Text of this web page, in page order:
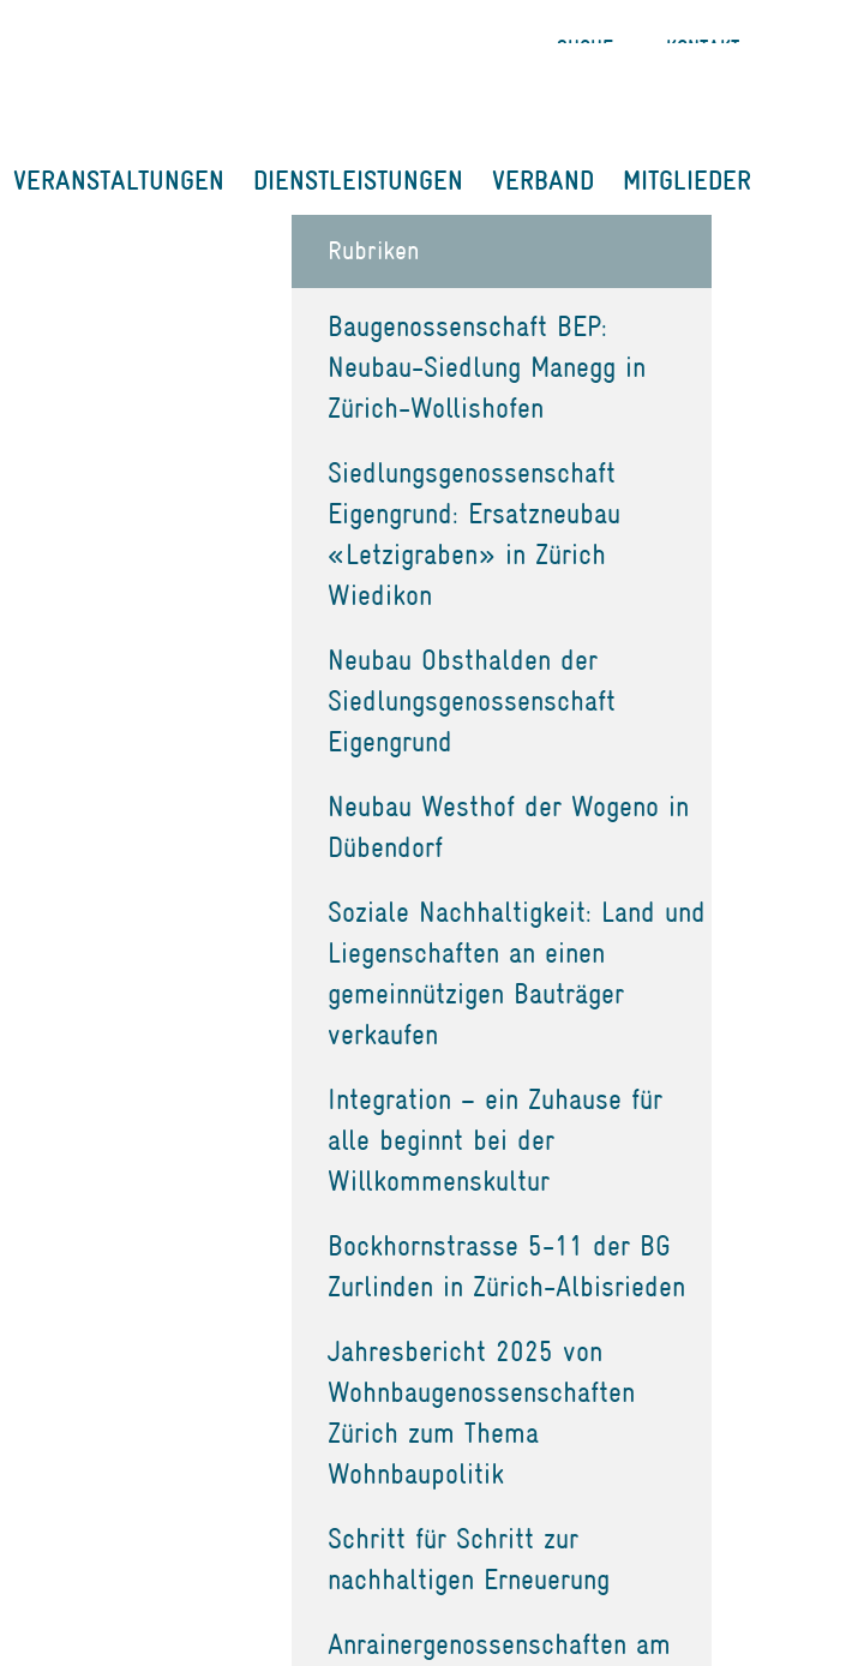
SUCHE KONTAKT
VERANSTALTUNGEN DIENSTLEISTUNGEN VERBAND MITGLIEDER
Rubriken
Baugenossenschaft BEP:
Neubau-Siedlung Manegg in
Zürich-Wollishofen
Siedlungsgenossenschaft
Eigengrund: Ersatzneubau
«Letzigraben» in Zürich
Wiedikon
Neubau Obsthalden der
Siedlungsgenossenschaft
Eigengrund
Neubau Westhof der Wogeno in
Dübendorf
Soziale Nachhaltigkeit: Land und
Liegenschaften an einen
gemeinnützigen Bauträger
verkaufen
Integration – ein Zuhause für
alle beginnt bei der
Willkommenskultur
Bockhornstrasse 5-11 der BG
Zurlinden in Zürich-Albisrieden
Jahresbericht 2025 von
Wohnbaugenossenschaften
Zürich zum Thema
Wohnbaupolitik
Schritt für Schritt zur
nachhaltigen Erneuerung
Anrainergenossenschaften am